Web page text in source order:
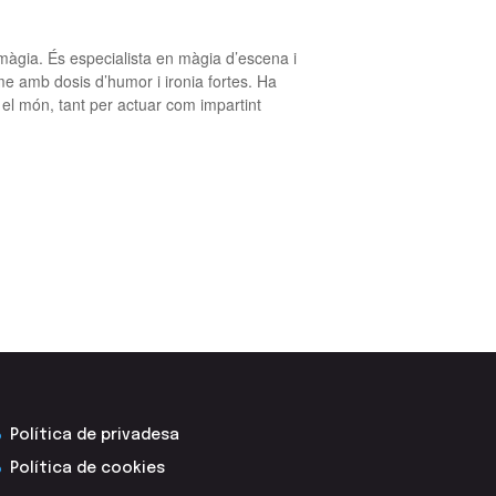
És especialista en màgia d’escena i
amb dosis d’humor i ironia fortes. Ha
món, tant per actuar com impartint
Política de privadesa
Política de cookies